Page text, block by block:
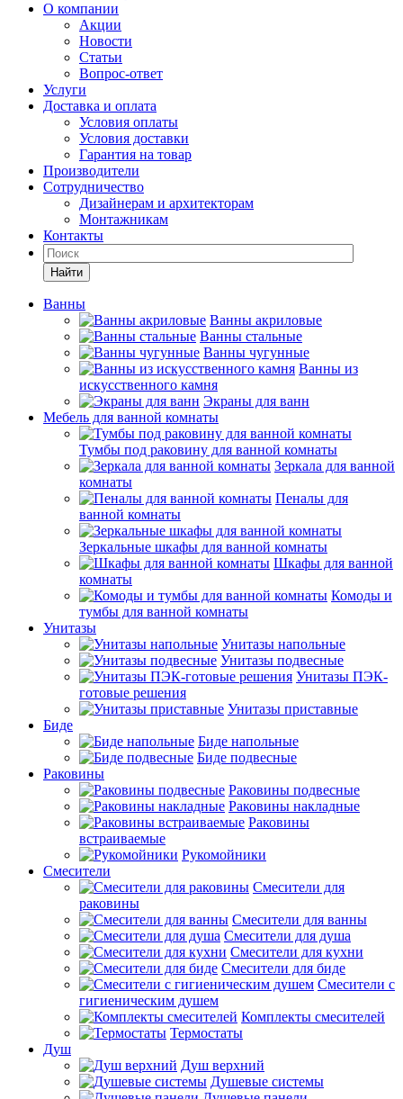
О компании
Акции
Новости
Статьи
Вопрос-ответ
Услуги
Доставка и оплата
Условия оплаты
Условия доставки
Гарантия на товар
Производители
Сотрудничество
Дизайнерам и архитекторам
Монтажникам
Контакты
Найти
Ванны
Ванны акриловые
Ванны стальные
Ванны чугунные
Ванны из
искусственного камня
Экраны для ванн
Мебель для ванной комнаты
Тумбы под раковину для ванной комнаты
Зеркала для ванной
комнаты
Пеналы для
ванной комнаты
Зеркальные шкафы для ванной комнаты
Шкафы для ванной
комнаты
Комоды и
тумбы для ванной комнаты
Унитазы
Унитазы напольные
Унитазы подвесные
Унитазы ПЭК-
готовые решения
Унитазы приставные
Биде
Биде напольные
Биде подвесные
Раковины
Раковины подвесные
Раковины накладные
Раковины
встраиваемые
Рукомойники
Смесители
Смесители для
раковины
Смесители для ванны
Смесители для душа
Смесители для кухни
Смесители для биде
Смесители с
гигиеническим душем
Комплекты смесителей
Термостаты
Душ
Душ верхний
Душевые системы